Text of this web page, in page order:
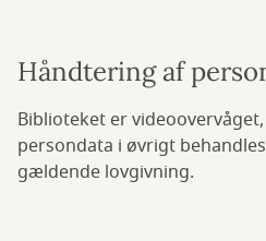
Håndtering af
Biblioteket er
persondata i øvrigt
gældende lovgivning.